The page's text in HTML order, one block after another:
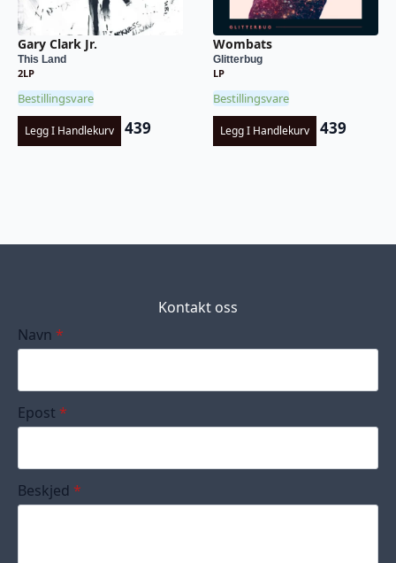
Gary Clark Jr.
This Land
2LP
Bestillingsvare
Legg I Handlekurv 439
Wombats
Glitterbug
LP
Bestillingsvare
Legg I Handlekurv 439
Kontakt oss
Navn *
Epost *
Beskjed *